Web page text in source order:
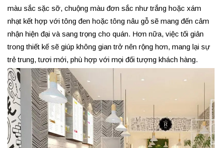
màu sắc sặc sỡ, chuộng màu đơn sắc như trắng hoặc xám
nhạt kết hợp với tông đen hoặc tông nâu gỗ sẽ mang đến cảm
nhận hiện đại và sang trọng cho quán. Hơn nữa, việc tối giản
trong thiết kế sẽ giúp không gian trở nên rộng hơn, mang lại sự
trẻ trung, tươi mới, phù hợp với mọi đối tượng khách hàng.